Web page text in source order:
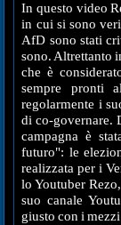
In questo video
in cui si sono
AfD sono stati
sono. Altrettanto
che è
sempre pronti
regolarmente i
di co-governare.
campagna è
futuro": le
realizzata per i
lo Youtuber
suo canale
giusto con i